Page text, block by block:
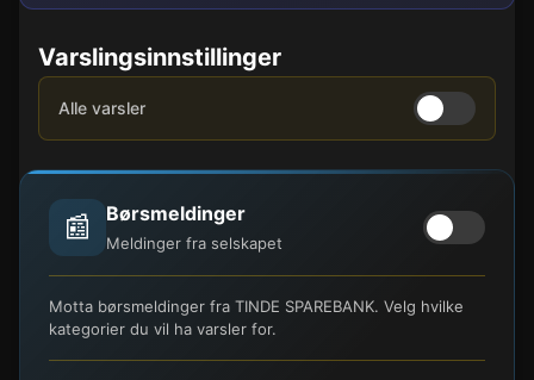
Varslingsinnstillinger
Alle varsler
📰 Børsmeldinger
Meldinger fra selskapet
Motta børsmeldinger fra TINDE SPAREBANK. Velg hvilke
kategorier du vil ha varsler for.